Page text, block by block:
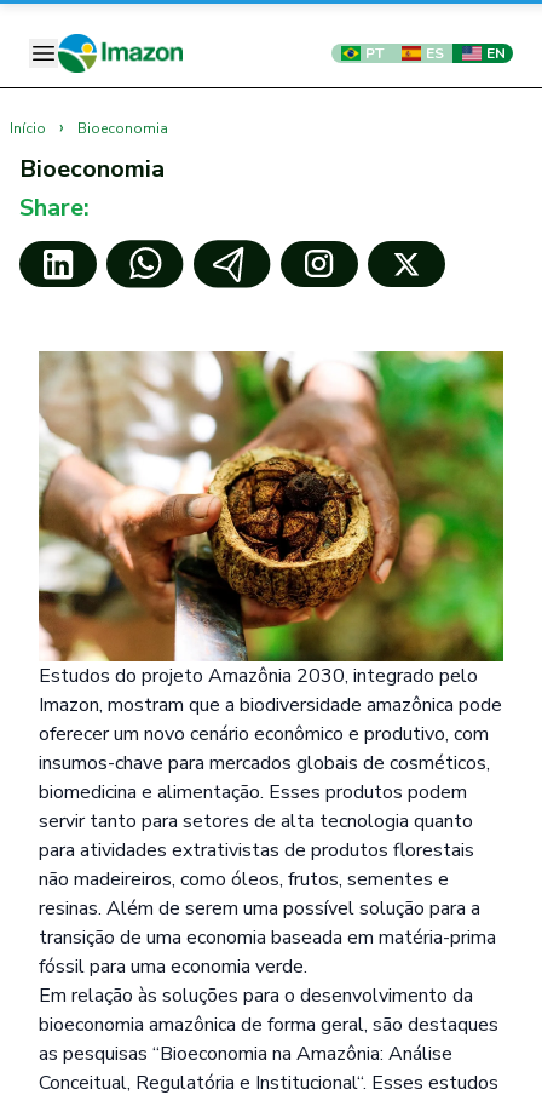
PT ES EN
Início › Bioeconomia
Bioeconomia
Share:
Estudos do projeto Amazônia 2030, integrado pelo
Imazon, mostram que a biodiversidade amazônica pode
oferecer um novo cenário econômico e produtivo, com
insumos-chave para mercados globais de cosméticos,
biomedicina e alimentação. Esses produtos podem
servir tanto para setores de alta tecnologia quanto
para atividades extrativistas de produtos florestais
não madeireiros, como óleos, frutos, sementes e
resinas. Além de serem uma possível solução para a
transição de uma economia baseada em matéria-prima
fóssil para uma economia verde.
Em relação às soluções para o desenvolvimento da
bioeconomia amazônica de forma geral, são destaques
as pesquisas “Bioeconomia na Amazônia: Análise
Conceitual, Regulatória e Institucional“. Esses estudos